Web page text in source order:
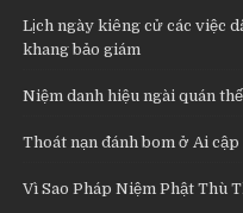
Lịch ngày kiêng cử các việc
khang bảo giám
Niệm danh hiệu ngài quán
Thoát nạn đánh bom ở Ai
Vì Sao Pháp Niệm Phật Thù